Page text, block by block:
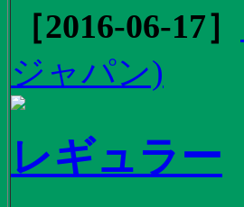
［2016-06-17］
ジャパン)
レギュラー